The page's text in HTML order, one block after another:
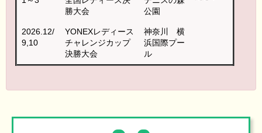
勝大会
公園
2026.12/
9,10
YONEXレディース
チャレンジカップ
決勝大会
神奈川 横
浜国際プー
ル